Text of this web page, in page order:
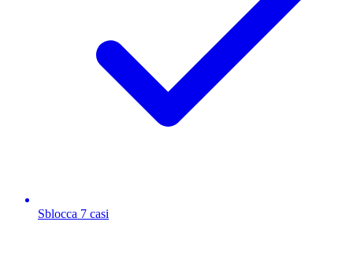
Sblocca 7 casi